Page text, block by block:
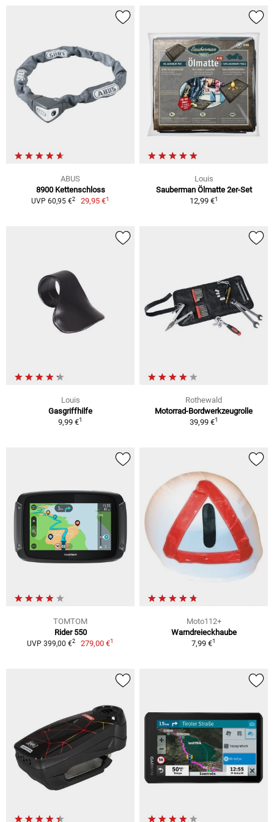
ABUS
8900 Kettenschloss
UVP 60,95 €2 29,95 €1
Louis
Sauberman Ölmatte 2er-Set
12,99 €1
Louis
Gasgriffhilfe
9,99 €1
Rothewald
Motorrad-Bordwerkzeugrolle
39,99 €1
TOMTOM
Rider 550
UVP 399,00 €2 279,00 €1
Moto112+
Warndreieckhaube
7,99 €1